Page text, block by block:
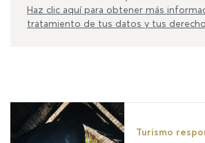
Haz clic aquí para obtener más
tratamiento de tus datos y tus
Turismo